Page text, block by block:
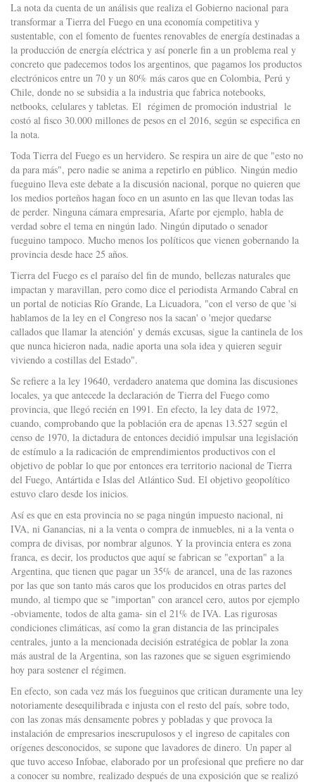
La nota da cuenta de un análisis que realiza el Gobierno nacional para
transformar a Tierra del Fuego en una economía competitiva y
sustentable, con el fomento de fuentes renovables de energía destinadas a
la producción de energía eléctrica y así ponerle fin a un problema real y
concreto que padecemos todos los argentinos, que pagamos los productos
electrónicos entre un 70 y un 80% más caros que en Colombia, Perú y
Chile, donde no se subsidia a la industria que fabrica notebooks,
netbooks, celulares y tabletas. El régimen de promoción industrial le
costó al fisco 30.000 millones de pesos en el 2016, según se especifica en
la nota.
Toda Tierra del Fuego es un hervidero. Se respira un aire de que "esto no
da para más", pero nadie se anima a repetirlo en público. Ningún medio
fueguino lleva este debate a la discusión nacional, porque no quieren que
los medios porteños hagan foco en un asunto en las que llevan todas las
de perder. Ninguna cámara empresaria, Afarte por ejemplo, habla de
verdad sobre el tema en ningún lado. Ningún diputado o senador
fueguino tampoco. Mucho menos los políticos que vienen gobernando la
provincia desde hace 25 años.
Tierra del Fuego es el paraíso del fin de mundo, bellezas naturales que
impactan y maravillan, pero como dice el periodista Armando Cabral en
un portal de noticias Río Grande, La Licuadora, "con el verso de que 'si
hablamos de la ley en el Congreso nos la sacan' o 'mejor quedarse
callados que llamar la atención' y demás excusas, sigue la cantinela de los
que nunca hicieron nada, nadie aporta una sola idea y quieren seguir
viviendo a costillas del Estado".
Se refiere a la ley 19640, verdadero anatema que domina las discusiones
locales, ya que antecede la declaración de Tierra del Fuego como
provincia, que llegó recién en 1991. En efecto, la ley data de 1972,
cuando, comprobando que la población era de apenas 13.527 según el
censo de 1970, la dictadura de entonces decidió impulsar una legislación
de estímulo a la radicación de emprendimientos productivos con el
objetivo de poblar lo que por entonces era territorio nacional de Tierra
del Fuego, Antártida e Islas del Atlántico Sud. El objetivo geopolítico
estuvo claro desde los inicios.
Así es que en esta provincia no se paga ningún impuesto nacional, ni
IVA, ni Ganancias, ni a la venta o compra de inmuebles, ni a la venta o
compra de divisas, por nombrar algunos. Y la provincia entera es zona
franca, es decir, los productos que aquí se fabrican se "exportan" a la
Argentina, que tienen que pagar un 35% de arancel, una de las razones
por las que son tanto más caros que los producidos en otras partes del
mundo, al tiempo que se "importan" con arancel cero, autos por ejemplo
-obviamente, todos de alta gama- sin el 21% de IVA. Las rigurosas
condiciones climáticas, así como la gran distancia de las principales
centrales, junto a la mencionada decisión estratégica de poblar la zona
más austral de la Argentina, son las razones que se siguen esgrimiendo
hoy para sostener el régimen.
En efecto, son cada vez más los fueguinos que critican duramente una ley
notoriamente desequilibrada e injusta con el resto del país, sobre todo,
con las zonas más densamente pobres y pobladas y que provoca la
instalación de empresarios inescrupulosos y el ingreso de capitales con
orígenes desconocidos, se supone que lavadores de dinero. Un paper al
que tuvo acceso Infobae, elaborado por un profesional que prefiere no dar
a conocer su nombre, realizado después de una exposición que se realizó